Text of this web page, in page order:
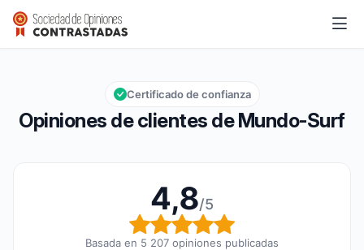
Mundo-Surf
Calificación global: 4,8 de 5
4,8/5
Opiniones de clientes de Mundo-Surf
Certificado de confianza
4,8/5
Calificación global: 4,8
Basada en 5 207 opiniones publicadas